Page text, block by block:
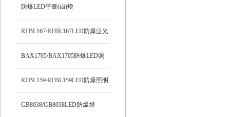
SPF341/SPF341
防爆LED平臺(tái)燈
SPF339/SPF339
RFBL167/RFBL167LED防爆泛光
燈
BAX1705/BAX1705防爆LED照
明燈
RFBL159/RFBL159LED防爆照明
燈
GB8038/GB8038LED防爆燈